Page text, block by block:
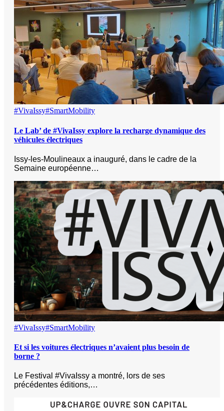
#VivaIssy#SmartMobility
Le Lab’ de #VivaIssy explore la recharge dynamique des
véhicules électriques
Issy-les-Moulineaux a inauguré, dans le cadre de la
Semaine européenne…
#VivaIssy#SmartMobility
Et si les voitures électriques n’avaient plus besoin de
borne ?
Le Festival #VivaIssy a montré, lors de ses
précédentes éditions,…